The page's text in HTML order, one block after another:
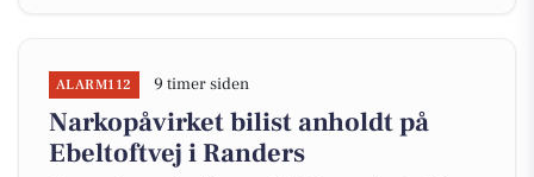
ALARM112 9 timer siden
Narkopåvirket bilist anholdt på
Ebeltoftvej i Randers